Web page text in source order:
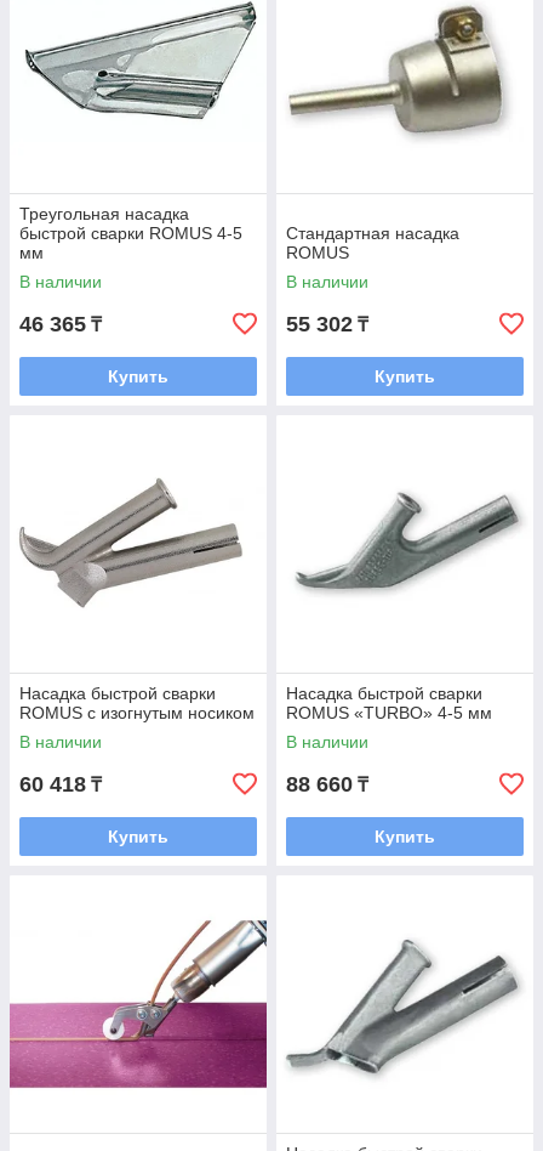
Треугольная насадка
быстрой сварки ROMUS 4-5
мм
В наличии
46 365 ₸
Купить
Стандартная насадка
ROMUS
В наличии
55 302 ₸
Купить
Насадка быстрой сварки
ROMUS с изогнутым носиком
В наличии
60 418 ₸
Купить
Насадка быстрой сварки
ROMUS «TURBO» 4-5 мм
В наличии
88 660 ₸
Купить